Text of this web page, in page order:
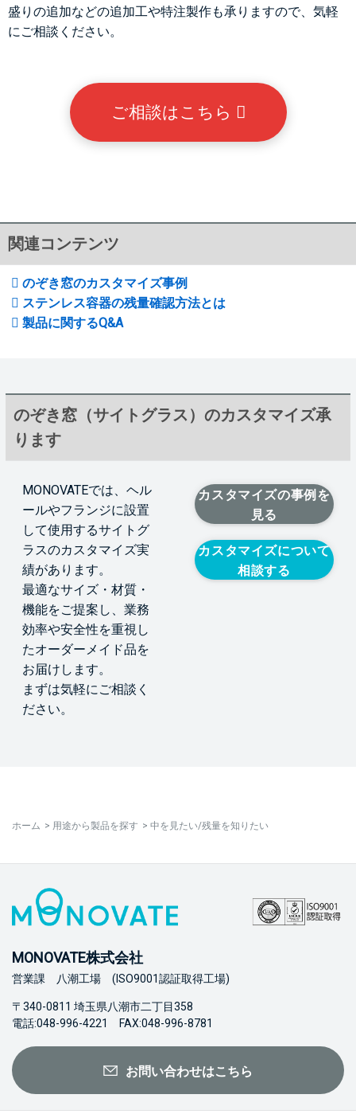
盛りの追加などの追加工や特注製作も承りますので、気軽
にご相談ください。
ご相談はこちら
関連コンテンツ
のぞき窓のカスタマイズ事例
ステンレス容器の残量確認方法とは
製品に関するQ&A
のぞき窓（サイトグラス）のカスタマイズ承
ります
MONOVATEでは、ヘル
ールやフランジに設置
して使用するサイトグ
ラスのカスタマイズ実
績があります。
最適なサイズ・材質・
機能をご提案し、業務
効率や安全性を重視し
たオーダーメイド品を
お届けします。
まずは気軽にご相談く
ださい。
カスタマイズの事例を
見る
カスタマイズについて
相談する
ホーム > 用途から製品を探す > 中を見たい/残量を知りたい
MONOVATE株式会社
営業課 八潮工場 (ISO9001認証取得工場)
〒340-0811 埼玉県八潮市二丁目358
電話:048-996-4221 FAX:048-996-8781
お問い合わせはこちら